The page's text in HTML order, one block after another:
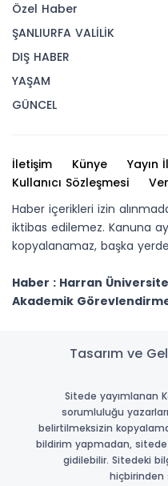
Özel Haber
ŞANLIURFA VALİLİK
DIŞ HABER
YAŞAM
GÜNCEL
İletişim Künye Yayın
Kullanıcı Sözleşmesi
Haber içerikleri izin
iktibas edilemez. Kanuna
kopyalanamaz, başka
Haber : Harran
Akademik
Tasarım ve
Sitede yayımlanan
sorumluluğu
belirtilmeksizin
bildirim yapmadan,
gidilebilir. Sitedeki
hiçbirinden